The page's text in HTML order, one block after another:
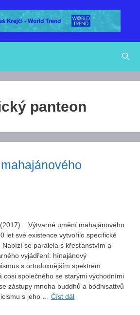
panteon
Výtvarné umění mahajánového
let své existence vytvořilo specifické
Nabízí se paralela s křesťanstvím a
vyjádření: hínajánový
s ortodoxnějším spektrem
cosi společného se starými východními
zástupy mnoha buddhů a bódhisattvů
s jeho … Číst dál